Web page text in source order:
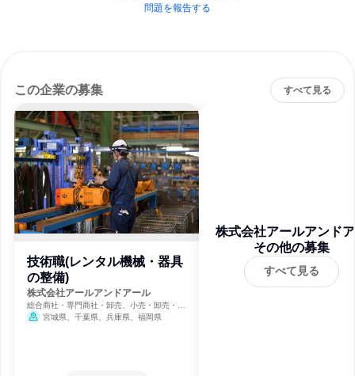
問題を報告する
この企業の募集 すべて見る
技術職(レンタル機械・器具
の整備)
株式会社アールアンドアール
総合商社・専門商社・卸売、小売・卸売・商
社、商用・産業用機械サービス
宮城県、千葉県、兵庫県、福岡県
株式会社アールアンド
ル
その他の募集
すべて見る